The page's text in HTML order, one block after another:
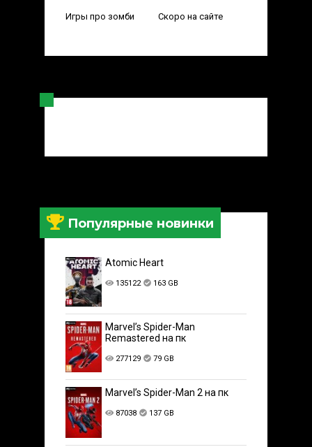
Игры про зомби Скоро на сайте
Популярные новинки
Atomic Heart
135122 163 GB
Marvel’s Spider-Man
Remastered на пк
277129 79 GB
Marvel’s Spider-Man 2 на пк
87038 137 GB